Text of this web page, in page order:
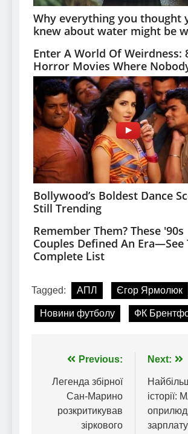
Tagged: АПЛ Єгор Ярмолюк
Новини футболу ФК
Навігація
записів
Previous:
Легенда збірної
Сан-Марино
розкритикував
зіркового
Next:
історії: